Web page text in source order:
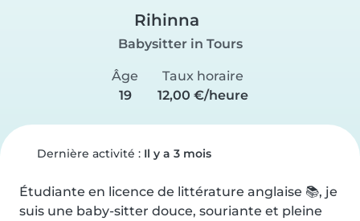
Rihinna
Babysitter in Tours
Âge
19
Taux horaire
12,00 €/heure
Dernière activité : Il y a 3 mois
Étudiante en licence de littérature anglaise 📚, je
suis une baby-sitter douce, souriante et pleine